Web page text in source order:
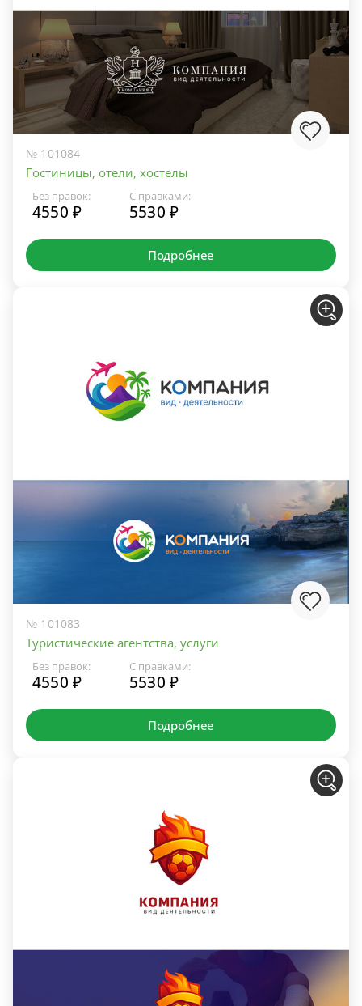
№ 101084
Гостиницы, отели, хостелы
Без правок:
4550 ₽
С правками:
5530 ₽
Подробнее
№ 101083
Туристические агентства, услуги
Без правок:
4550 ₽
С правками:
5530 ₽
Подробнее